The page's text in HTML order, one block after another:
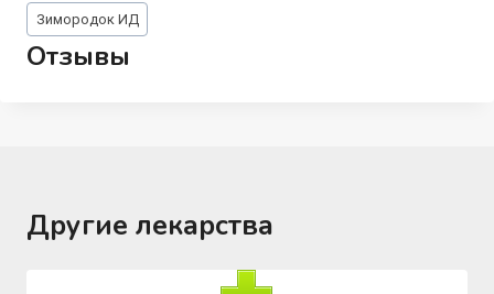
Метки
записи:
Зимородок ИД
Отзывы
Другие лекарства